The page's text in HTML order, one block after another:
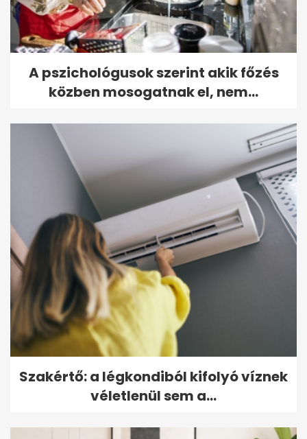
A pszichológusok szerint akik főzés
közben mosogatnak el, nem...
Szakértő: a légkondiból kifolyó víznek
véletlenül sem a...